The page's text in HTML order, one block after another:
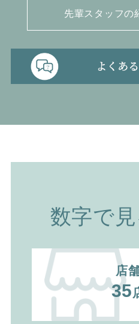
先輩スタッフの
数字で
店
35